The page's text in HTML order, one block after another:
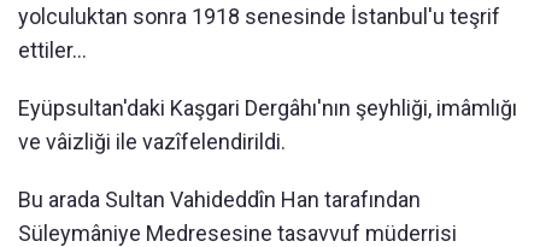
yolculuktan sonra 1918 senesinde İstanbul'u teşrif
ettiler...
Eyüpsultan'daki Kaşgari Dergâhı'nın şeyhliği, imâmlığı
ve vâizliği ile vazîfelendirildi.
Bu arada Sultan Vahideddîn Han tarafından
Süleymâniye Medresesine tasavvuf müderrisi